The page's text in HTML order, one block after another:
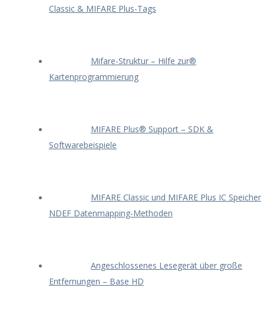
Classic & MIFARE Plus-Tags
Mifare-Struktur – Hilfe zur®
Kartenprogrammierung
MIFARE Plus® Support – SDK &
Softwarebeispiele
MIFARE Classic und MIFARE Plus IC Speicher
NDEF Datenmapping-Methoden
Angeschlossenes Lesegerät über große
Entfernungen – Base HD